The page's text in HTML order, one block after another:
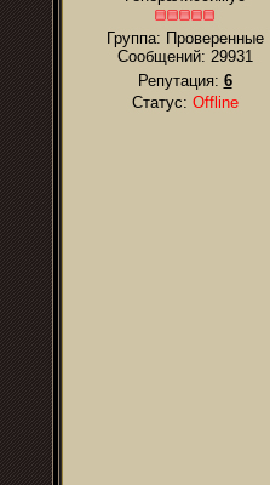
Группа: Проверенные
Сообщений: 29931
Репутация: 6
Статус: Offline